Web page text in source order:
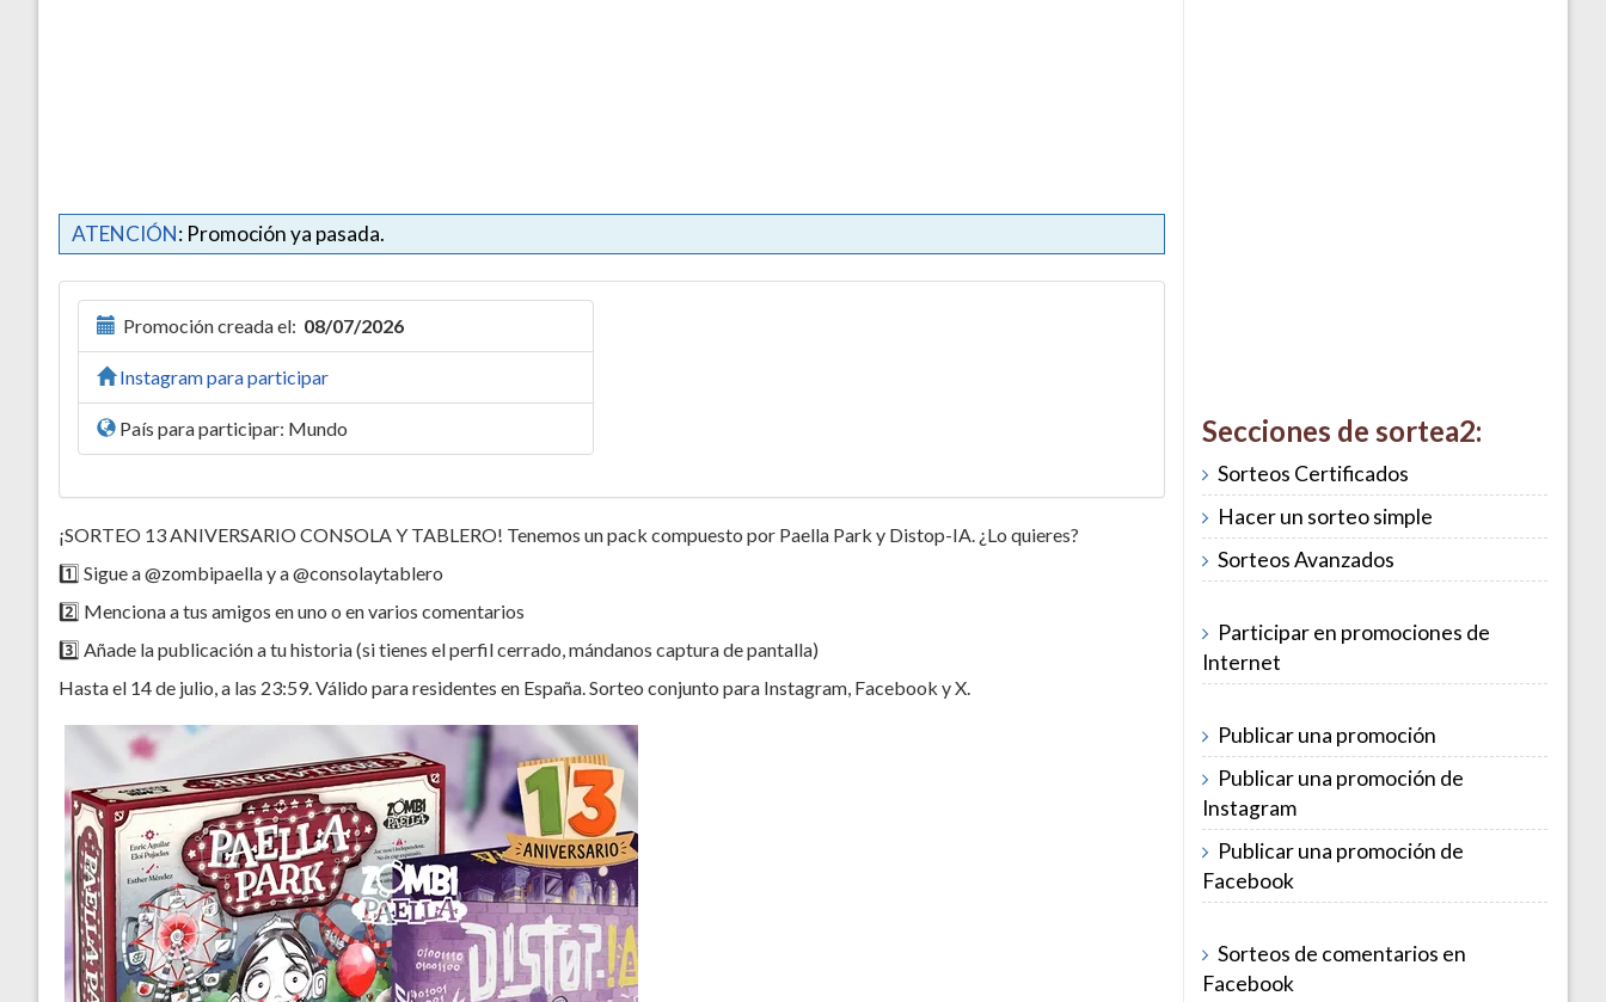
ATENCIÓN: Promoción ya pasada.
Promoción creada el: 08/07/2026
Instagram para participar
País para participar: Mundo
¡SORTEO 13 ANIVERSARIO CONSOLA Y TABLERO! Tenemos un pack compuesto por Paella Park y Distop-IA. ¿Lo quieres?
1️⃣ Sigue a @zombipaella y a @consolaytablero
2️⃣ Menciona a tus amigos en uno o en varios comentarios
3️⃣ Añade la publicación a tu historia (si tienes el perfil cerrado, mándanos captura de pantalla)
Hasta el 14 de julio, a las 23:59. Válido para residentes en España. Sorteo conjunto para Instagram, Facebook y X.
Secciones de sortea2:
Sorteos Certificados
Hacer un sorteo simple
Sorteos Avanzados
Participar en promociones de
Internet
Publicar una promoción
Publicar una promoción de
Instagram
Publicar una promoción de
Facebook
Sorteos de comentarios en
Facebook